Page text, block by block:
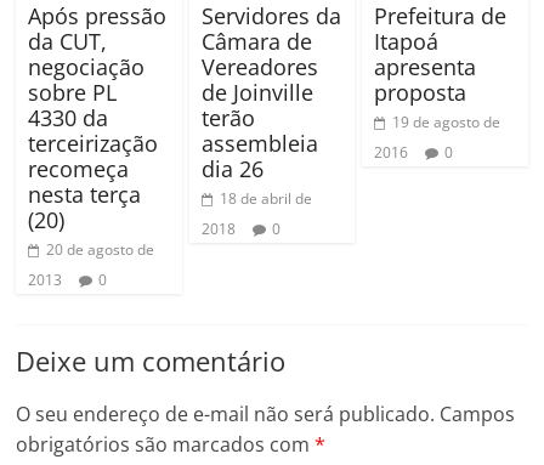
Após pressão
da CUT,
negociação
sobre PL
4330 da
terceirização
recomeça
nesta terça
(20)
20 de agosto de
2013
0
Servidores da
Câmara de
Vereadores
de Joinville
terão
assembleia
dia 26
18 de abril de
2018
0
Prefeitura de
Itapoá
apresenta
proposta
19 de agosto de
2016
0
Deixe um comentário
O seu endereço de e-mail não será publicado. Campos
obrigatórios são marcados com*